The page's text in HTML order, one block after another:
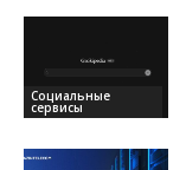
Социальные
сервисы